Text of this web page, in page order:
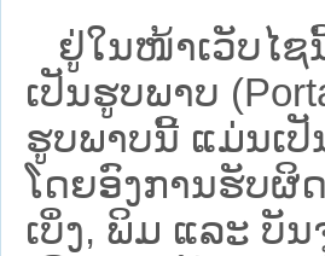
ຢູ່ໃນໜ້າ​ເວັບ​ໄຊ​
ເປັນຮູບພາບ
ຮູບພາບນີ້ ແມ່ນເ
ໂດຍອົງການຮັບຜິ
ເບິ່ງ, ພິມ ແລະ ບັ